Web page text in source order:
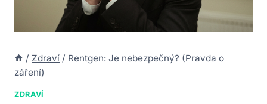
/ Zdraví / Rentgen: Je nebezpečný? (Pravda o
záření)
ZDRAVÍ